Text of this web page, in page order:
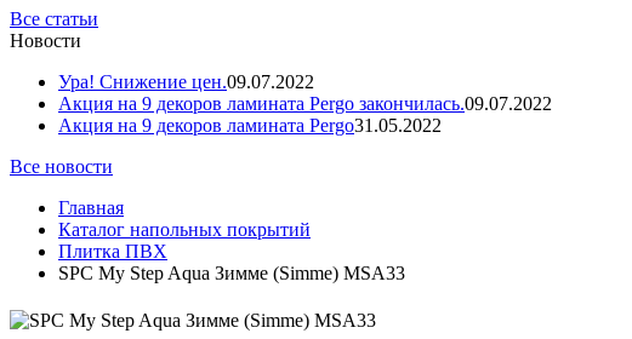
Все статьи
Новости
Ура! Снижение цен.09.07.2022
Акция на 9 декоров ламината Pergo закончилась.09.07.2022
Акция на 9 декоров ламината Pergo31.05.2022
Все новости
Главная
Каталог напольных покрытий
Плитка ПВХ
SPC My Step Aqua Зимме (Simme) MSA33